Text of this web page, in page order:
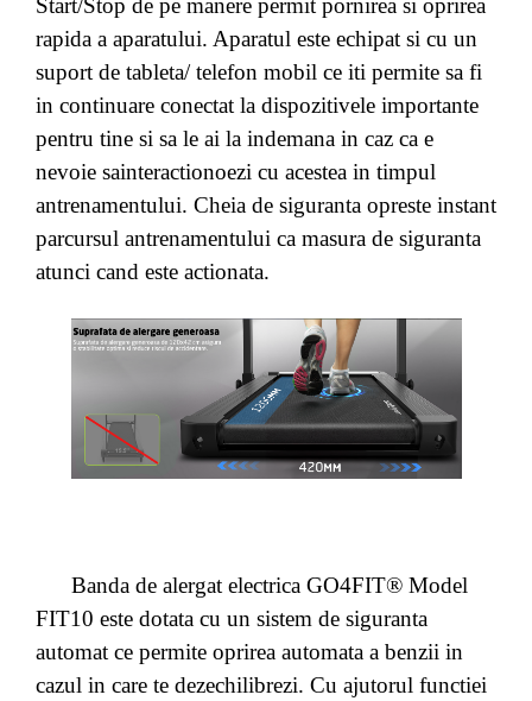
rapida a aparatului. Aparatul este echipat si cu un
suport de tableta/ telefon mobil ce iti permite sa fi
in continuare conectat la dispozitivele importante
pentru tine si sa le ai la indemana in caz ca e
nevoie sainteractionoezi cu acestea in timpul
antrenamentului. Cheia de siguranta opreste instant
parcursul antrenamentului ca masura de siguranta
atunci cand este actionata.
Banda de alergat electrica GO4FIT® Model
FIT10 este dotata cu un sistem de siguranta
automat ce permite oprirea automata a benzii in
cazul in care te dezechilibrezi. Cu ajutorul functiei